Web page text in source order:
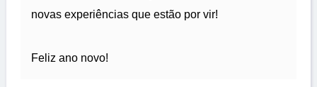
novas experiências que estão por vir!
Feliz ano novo!